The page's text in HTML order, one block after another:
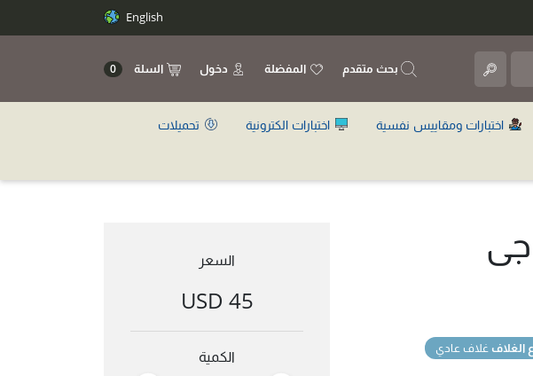
English
بحث متقدم المفضلة دخول السلة 0
اختبارات ومقاييس نفسية اختبارات الكترونية
تحميلات
الغلاف غلاف عادي
السعر
45 USD
الكمية